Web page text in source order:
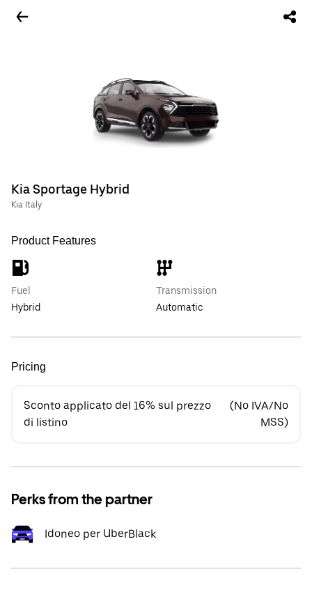
Kia Sportage Hybrid
Kia Italy
Product Features
Fuel
Hybrid
Transmission
Automatic
Pricing
Sconto applicato del 16% sul prezzo
di listino
(No IVA/No
MSS)
Perks from the partner
Idoneo per UberBlack